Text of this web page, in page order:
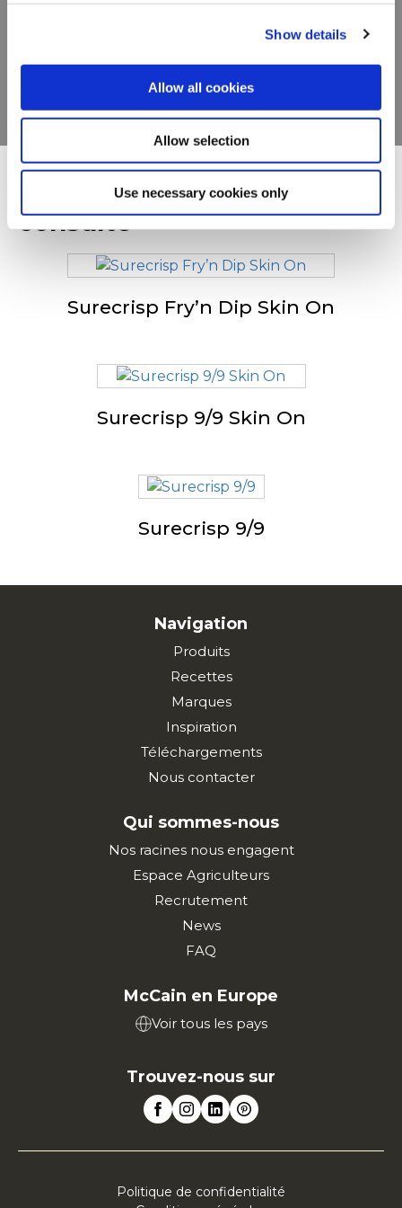
Show details
Allow all cookies
Allow selection
Use necessary cookies only
complète
D'autres ont également
consulté
Surecrisp Fry’n Dip Skin On
Surecrisp 9/9 Skin On
Surecrisp 9/9
Navigation
Produits
Recettes
Marques
Inspiration
Téléchargements
Nous contacter
Qui sommes-nous
Nos racines nous engagent
Espace Agriculteurs
Recrutement
News
FAQ
McCain en Europe
Voir tous les pays
Trouvez-nous sur
Politique de confidentialité